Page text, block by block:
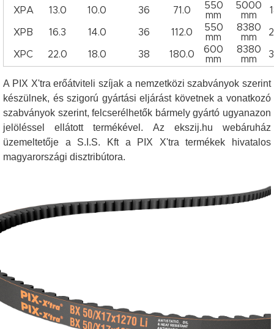
XPA 13.0 10.0 36 71.0
550
mm
5000
mm
XPB 16.3 14.0 36 112.0
550
mm
8380
mm
XPC 22.0 18.0 38 180.0
600
mm
8380
mm
A PIX X'tra erőátviteli szíjak a nemzetközi szabványok szerint
készülnek, és szigorú gyártási eljárást követnek a vonatkozó
szabványok szerint, felcserélhetők bármely gyártó ugyanazon
jelöléssel ellátott termékével. Az ekszij.hu webáruház
üzemeltetője a S.I.S. Kft a
PIX X'tra termékek hivatalos
magyarországi disztribútora.